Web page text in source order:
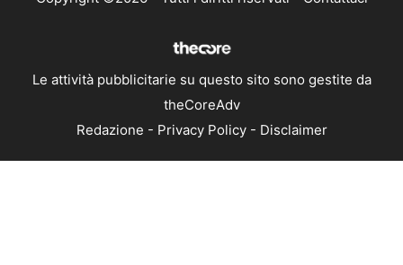
Le attività pubblicitarie su questo sito sono gestite da
theCoreAdv
Redazione - Privacy Policy- Disclaimer